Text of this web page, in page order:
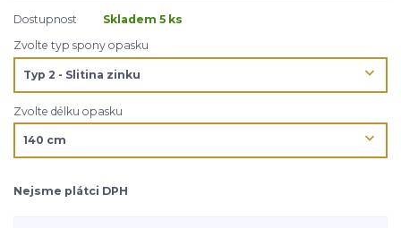
Dostupnost
Skladem 5 ks
Zvolte typ spony opasku
Zvolte délku opasku
Nejsme plátci DPH